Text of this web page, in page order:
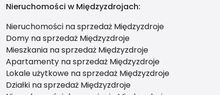
Nieruchomości w Międzyzdrojach:
Nieruchomości na sprzedaż Międzyzdroje
Domy na sprzedaż Międzyzdroje
Mieszkania na sprzedaż Międzyzdroje
Apartamenty na sprzedaż Międzyzdroje
Lokale użytkowe na sprzedaż Międzyzdroje
Działki na sprzedaż Międzyzdroje